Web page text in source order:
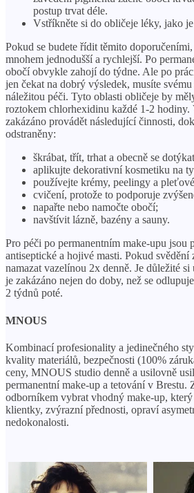
postup trvat déle.
Vstříkněte si do obličeje léky, jako
Pokud se budete řídit těmito
mnohem jednodušší a rychlejší. Po
obočí obvykle zahojí do týdne. Ale po
jen čekat na dobrý výsledek, musíte
náležitou péči. Tyto oblasti obličeje by
roztokem chlorhexidinu každé 1-2 hodiny.
zakázáno provádět následující činnosti,
odstraněny:
škrábat, třít, trhat a obecně se
aplikujte dekorativní kosmetiku na
používejte krémy, peelingy a
cvičení, protože to podporuje
napařte nebo namočte obočí;
navštívit lázně, bazény a sauny.
Pro péči po permanentním make-upu jsou
antiseptické a hojivé masti. Pokud svědění
namazat vazelínou 2x denně. Je důležité
je zakázáno nejen do doby, než se
2 týdnů poté.
MNOUS
Kombinací profesionality a jedinečného
kvality materiálů, bezpečnosti (100%
ceny, MNOUS studio denně a usilovně
permanentní make-up a tetování v Brestu.
odborníkem vybrat vhodný make-up,
klientky, zvýrazní přednosti, opraví
nedokonalosti.